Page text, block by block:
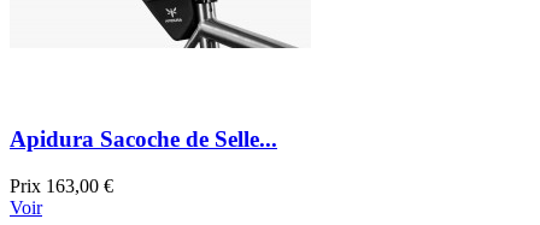
Apidura Sacoche de Selle...
Prix 163,00 €
Voir